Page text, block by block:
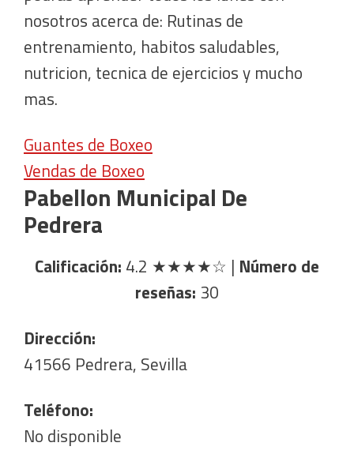
nosotros acerca de: Rutinas de
entrenamiento, habitos saludables,
nutricion, tecnica de ejercicios y mucho
mas.
Guantes de Boxeo
Vendas de Boxeo
Pabellon Municipal De
Pedrera
Calificación: 4.2 ★★★★☆ | Número de
reseñas: 30
Dirección:
41566 Pedrera, Sevilla
Teléfono:
No disponible